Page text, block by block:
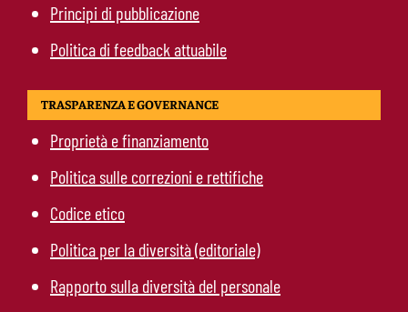
Principi di pubblicazione
Politica di feedback attuabile
TRASPARENZA E GOVERNANCE
Proprietà e finanziamento
Politica sulle correzioni e rettifiche
Codice etico
Politica per la diversità (editoriale)
Rapporto sulla diversità del personale